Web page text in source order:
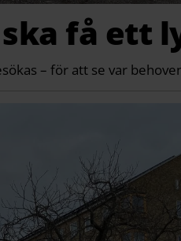
få ett
– för att se var